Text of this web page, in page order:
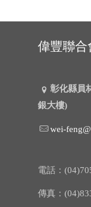
偉豐聯合
彰化縣員
銀大樓)
wei-
電話：
傳真：